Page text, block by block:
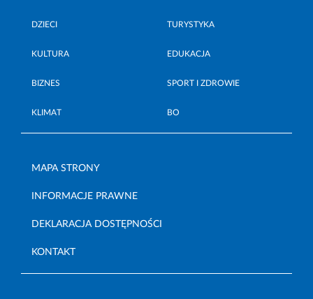
DZIECI TURYSTYKA
KULTURA EDUKACJA
BIZNES SPORT I ZDROWIE
KLIMAT BO
MAPA STRONY
INFORMACJE PRAWNE
DEKLARACJA DOSTĘPNOŚCI
KONTAKT